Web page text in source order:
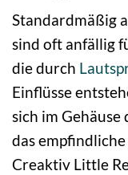
Standardmäßig
sind oft anfällig
die durch
Einflüsse
sich im
das
Creaktiv Little